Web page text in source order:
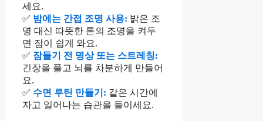
세요.
✅ 밤에는 간접 조명 사용: 밝은 조
명 대신 따뜻한 톤의 조명을 켜두
면 잠이 쉽게 와요.
✅ 잠들기 전 명상 또는 스트레칭:
긴장을 풀고 뇌를 차분하게 만들어
요.
✅ 수면 루틴 만들기: 같은 시간에
자고 일어나는 습관을 들이세요.